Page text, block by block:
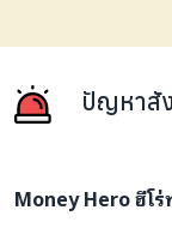
ปัญหาสั
Money Hero ฮีโร่